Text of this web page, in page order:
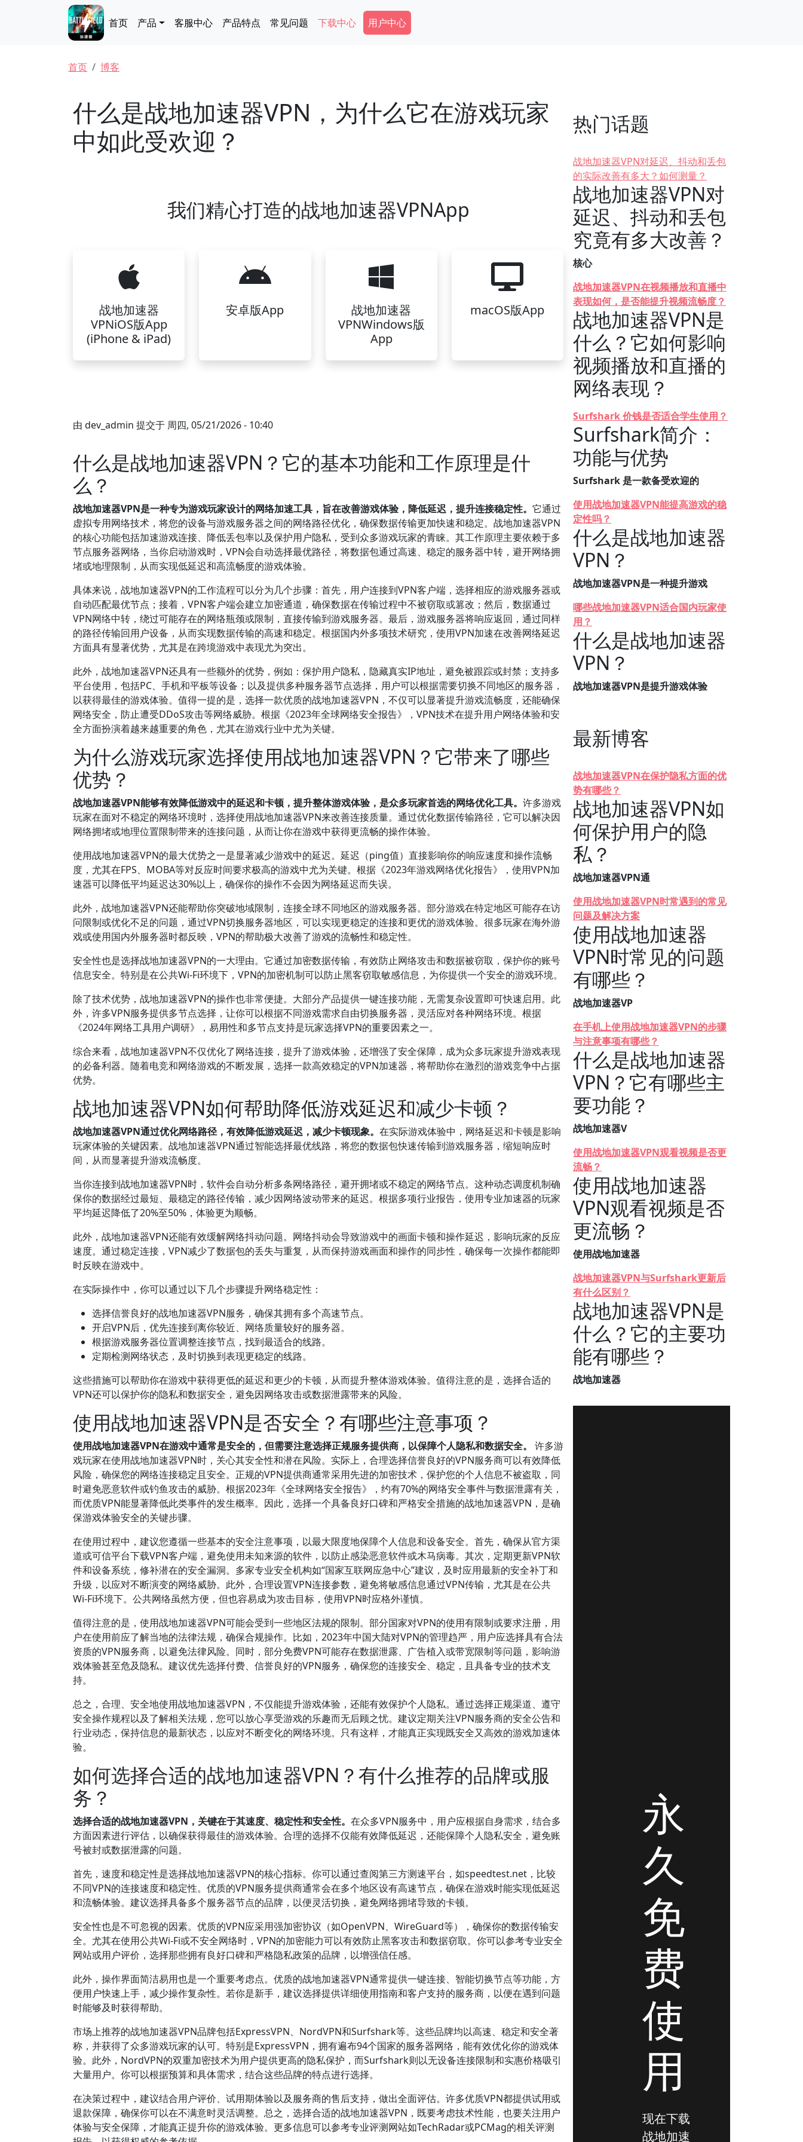
Main navigation
首页 产品 客服中心 产品特点 常见问题 下载中心 Secondary Menu
用户中心
面包屑
首页 博客
什么是战地加速器VPN，为什么它在游戏玩家
中如此受欢迎？
我们精心打造的战地加速器VPNApp
战地加速器
VPNiOS版App
(iPhone & iPad)
安卓版App
战地加速器
VPNWindows版
App
macOS版App
由 dev_admin 提交于 周四, 05/21/2026 - 10:40
什么是战地加速器VPN？它的基本功能和工作原理是什
么？
战地加速器VPN是一种专为游戏玩家设计的网络加速工具，旨在改善游戏体验，降低延迟，提升连接稳定性。 它通过
虚拟专用网络技术，将您的设备与游戏服务器之间的网络路径优化，确保数据传输更加快速和稳定。战地加速器VPN
的核心功能包括加速游戏连接、降低丢包率以及保护用户隐私，受到众多游戏玩家的青睐。其工作原理主要依赖于多
节点服务器网络，当你启动游戏时，VPN会自动选择最优路径，将数据包通过高速、稳定的服务器中转，避开网络拥
堵或地理限制，从而实现低延迟和高流畅度的游戏体验。
具体来说，战地加速器VPN的工作流程可以分为几个步骤：首先，用户连接到VPN客户端，选择相应的游戏服务器或
自动匹配最优节点；接着，VPN客户端会建立加密通道，确保数据在传输过程中不被窃取或篡改；然后，数据通过
VPN网络中转，绕过可能存在的网络瓶颈或限制，直接传输到游戏服务器。最后，游戏服务器将响应返回，通过同样
的路径传输回用户设备，从而实现数据传输的高速和稳定。根据国内外多项技术研究，使用VPN加速在改善网络延迟
方面具有显著优势，尤其是在跨境游戏中表现尤为突出。
此外，战地加速器VPN还具有一些额外的优势，例如：保护用户隐私，隐藏真实IP地址，避免被跟踪或封禁；支持多
平台使用，包括PC、手机和平板等设备；以及提供多种服务器节点选择，用户可以根据需要切换不同地区的服务器，
以获得最佳的游戏体验。值得一提的是，选择一款优质的战地加速器VPN，不仅可以显著提升游戏流畅度，还能确保
网络安全，防止遭受DDoS攻击等网络威胁。根据《2023年全球网络安全报告》，VPN技术在提升用户网络体验和安
全方面扮演着越来越重要的角色，尤其在游戏行业中尤为关键。
为什么游戏玩家选择使用战地加速器VPN？它带来了哪些
优势？
战地加速器VPN能够有效降低游戏中的延迟和卡顿，提升整体游戏体验，是众多玩家首选的网络优化工具。 许多游戏
玩家在面对不稳定的网络环境时，选择使用战地加速器VPN来改善连接质量。通过优化数据传输路径，它可以解决因
网络拥堵或地理位置限制带来的连接问题，从而让你在游戏中获得更流畅的操作体验。
使用战地加速器VPN的最大优势之一是显著减少游戏中的延迟。延迟（ping值）直接影响你的响应速度和操作流畅
度，尤其在FPS、MOBA等对反应时间要求极高的游戏中尤为关键。根据《2023年游戏网络优化报告》，使用VPN加
速器可以降低平均延迟达30%以上，确保你的操作不会因为网络延迟而失误。
此外，战地加速器VPN还能帮助你突破地域限制，连接全球不同地区的游戏服务器。部分游戏在特定地区可能存在访
问限制或优化不足的问题，通过VPN切换服务器地区，可以实现更稳定的连接和更优的游戏体验。很多玩家在海外游
戏或使用国内外服务器时都反映，VPN的帮助极大改善了游戏的流畅性和稳定性。
安全性也是选择战地加速器VPN的一大理由。它通过加密数据传输，有效防止网络攻击和数据被窃取，保护你的账号
信息安全。特别是在公共Wi-Fi环境下，VPN的加密机制可以防止黑客窃取敏感信息，为你提供一个安全的游戏环境。
除了技术优势，战地加速器VPN的操作也非常便捷。大部分产品提供一键连接功能，无需复杂设置即可快速启用。此
外，许多VPN服务提供多节点选择，让你可以根据不同游戏需求自由切换服务器，灵活应对各种网络环境。根据
《2024年网络工具用户调研》，易用性和多节点支持是玩家选择VPN的重要因素之一。
综合来看，战地加速器VPN不仅优化了网络连接，提升了游戏体验，还增强了安全保障，成为众多玩家提升游戏表现
的必备利器。随着电竞和网络游戏的不断发展，选择一款高效稳定的VPN加速器，将帮助你在激烈的游戏竞争中占据
优势。
战地加速器VPN如何帮助降低游戏延迟和减少卡顿？
战地加速器VPN通过优化网络路径，有效降低游戏延迟，减少卡顿现象。 在实际游戏体验中，网络延迟和卡顿是影响
玩家体验的关键因素。战地加速器VPN通过智能选择最优线路，将您的数据包快速传输到游戏服务器，缩短响应时
间，从而显著提升游戏流畅度。
当你连接到战地加速器VPN时，软件会自动分析多条网络路径，避开拥堵或不稳定的网络节点。这种动态调度机制确
保你的数据经过最短、最稳定的路径传输，减少因网络波动带来的延迟。根据多项行业报告，使用专业加速器的玩家
平均延迟降低了20%至50%，体验更为顺畅。
此外，战地加速器VPN还能有效缓解网络抖动问题。网络抖动会导致游戏中的画面卡顿和操作延迟，影响玩家的反应
速度。通过稳定连接，VPN减少了数据包的丢失与重复，从而保持游戏画面和操作的同步性，确保每一次操作都能即
时反映在游戏中。
在实际操作中，你可以通过以下几个步骤提升网络稳定性：
选择信誉良好的战地加速器VPN服务，确保其拥有多个高速节点。
开启VPN后，优先连接到离你较近、网络质量较好的服务器。
根据游戏服务器位置调整连接节点，找到最适合的线路。
定期检测网络状态，及时切换到表现更稳定的线路。
这些措施可以帮助你在游戏中获得更低的延迟和更少的卡顿，从而提升整体游戏体验。值得注意的是，选择合适的
VPN还可以保护你的隐私和数据安全，避免因网络攻击或数据泄露带来的风险。
使用战地加速器VPN是否安全？有哪些注意事项？
使用战地加速器VPN在游戏中通常是安全的，但需要注意选择正规服务提供商，以保障个人隐私和数据安全。
许多游
戏玩家在使用战地加速器VPN时，关心其安全性和潜在风险。实际上，合理选择信誉良好的VPN服务商可以有效降低
风险，确保您的网络连接稳定且安全。正规的VPN提供商通常采用先进的加密技术，保护您的个人信息不被盗取，同
时避免恶意软件或钓鱼攻击的威胁。根据2023年《全球网络安全报告》，约有70%的网络安全事件与数据泄露有关，
而优质VPN能显著降低此类事件的发生概率。因此，选择一个具备良好口碑和严格安全措施的战地加速器VPN，是确
保游戏体验安全的关键步骤。
在使用过程中，建议您遵循一些基本的安全注意事项，以最大限度地保障个人信息和设备安全。首先，确保从官方渠
道或可信平台下载VPN客户端，避免使用未知来源的软件，以防止感染恶意软件或木马病毒。其次，定期更新VPN软
件和设备系统，修补潜在的安全漏洞。多家专业安全机构如“国家互联网应急中心”建议，及时应用最新的安全补丁和
升级，以应对不断演变的网络威胁。此外，合理设置VPN连接参数，避免将敏感信息通过VPN传输，尤其是在公共
Wi-Fi环境下。公共网络虽然方便，但也容易成为攻击目标，使用VPN时应格外谨慎。
值得注意的是，使用战地加速器VPN可能会受到一些地区法规的限制。部分国家对VPN的使用有限制或要求注册，用
户在使用前应了解当地的法律法规，确保合规操作。比如，2023年中国大陆对VPN的管理趋严，用户应选择具有合法
资质的VPN服务商，以避免法律风险。同时，部分免费VPN可能存在数据泄露、广告植入或带宽限制等问题，影响游
戏体验甚至危及隐私。建议优先选择付费、信誉良好的VPN服务，确保您的连接安全、稳定，且具备专业的技术支
持。
总之，合理、安全地使用战地加速器VPN，不仅能提升游戏体验，还能有效保护个人隐私。通过选择正规渠道、遵守
安全操作规程以及了解相关法规，您可以放心享受游戏的乐趣而无后顾之忧。建议定期关注VPN服务商的安全公告和
行业动态，保持信息的最新状态，以应对不断变化的网络环境。只有这样，才能真正实现既安全又高效的游戏加速体
验。
如何选择合适的战地加速器VPN？有什么推荐的品牌或服
务？
选择合适的战地加速器VPN，关键在于其速度、稳定性和安全性。 在众多VPN服务中，用户应根据自身需求，结合多
方面因素进行评估，以确保获得最佳的游戏体验。合理的选择不仅能有效降低延迟，还能保障个人隐私安全，避免账
号被封或数据泄露的问题。
首先，速度和稳定性是选择战地加速器VPN的核心指标。你可以通过查阅第三方测速平台，如speedtest.net，比较
不同VPN的连接速度和稳定性。优质的VPN服务提供商通常会在多个地区设有高速节点，确保在游戏时能实现低延迟
和流畅体验。建议选择具备多个服务器节点的品牌，以便灵活切换，避免网络拥堵导致的卡顿。
安全性也是不可忽视的因素。优质的VPN应采用强加密协议（如OpenVPN、WireGuard等），确保你的数据传输安
全。尤其在使用公共Wi-Fi或不安全网络时，VPN的加密能力可以有效防止黑客攻击和数据窃取。你可以参考专业安全
网站或用户评价，选择那些拥有良好口碑和严格隐私政策的品牌，以增强信任感。
此外，操作界面简洁易用也是一个重要考虑点。优质的战地加速器VPN通常提供一键连接、智能切换节点等功能，方
便用户快速上手，减少操作复杂性。若你是新手，建议选择提供详细使用指南和客户支持的服务商，以便在遇到问题
时能够及时获得帮助。
市场上推荐的战地加速器VPN品牌包括ExpressVPN、NordVPN和Surfshark等。这些品牌均以高速、稳定和安全著
称，并获得了众多游戏玩家的认可。特别是ExpressVPN，拥有遍布94个国家的服务器网络，能有效优化你的游戏体
验。此外，NordVPN的双重加密技术为用户提供更高的隐私保护，而Surfshark则以无设备连接限制和实惠价格吸引
大量用户。你可以根据预算和具体需求，结合这些品牌的特点进行选择。
在决策过程中，建议结合用户评价、试用期体验以及服务商的售后支持，做出全面评估。许多优质VPN都提供试用或
退款保障，确保你可以在不满意时灵活调整。总之，选择合适的战地加速器VPN，既要考虑技术性能，也要关注用户
体验与安全保障，才能真正提升你的游戏体验。更多信息可以参考专业评测网站如TechRadar或PCMag的相关评测
热门话题
战地加速器VPN对延迟、抖动和丢包
的实际改善有多大？如何测量？
战地加速器VPN对
延迟、抖动和丢包
究竟有多大改善？
核心
战地加速器VPN在视频播放和直播中
表现如何，是否能提升视频流畅度？
战地加速器VPN是
什么？它如何影响
视频播放和直播的
网络表现？
Surfshark 价钱是否适合学生使用？
Surfshark简介：
功能与优势
Surfshark 是一款备受欢迎的
使用战地加速器VPN能提高游戏的稳
定性吗？
什么是战地加速器
VPN？
战地加速器VPN是一种提升游戏
哪些战地加速器VPN适合国内玩家使
用？
什么是战地加速器
VPN？
战地加速器VPN是提升游戏体验
最新博客
战地加速器VPN在保护隐私方面的优
势有哪些？
战地加速器VPN如
何保护用户的隐
私？
战地加速器VPN通
使用战地加速器VPN时常遇到的常见
问题及解决方案
使用战地加速器
VPN时常见的问题
有哪些？
战地加速器VP
在手机上使用战地加速器VPN的步骤
与注意事项有哪些？
什么是战地加速器
VPN？它有哪些主
要功能？
战地加速器V
使用战地加速器VPN观看视频是否更
流畅？
使用战地加速器
VPN观看视频是否
更流畅？
使用战地加速器
战地加速器VPN与Surfshark更新后
有什么区别？
战地加速器VPN是
什么？它的主要功
能有哪些？
战地加速器
永
久
免
费
使
用
现在下载
战地加速